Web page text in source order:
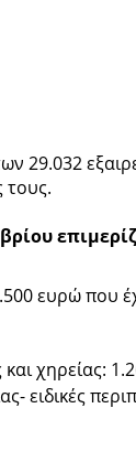
29.032
τους.
ευρώ που
χηρείας:
ειδικές